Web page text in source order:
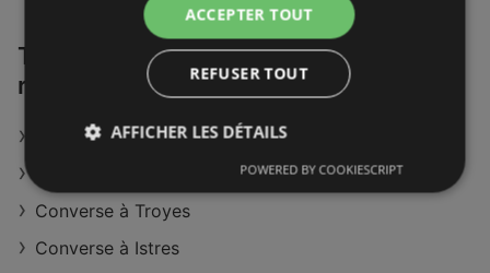
Trouvez Converse dans d'autres
régions
Converse à La Tour-du-Pin
Converse à Haguenau-Wissembourg
Converse à Troyes
Converse à Istres
ACCEPTER TOUT
REFUSER TOUT
AFFICHER LES DÉTAILS
POWERED BY COOKIESCRIPT